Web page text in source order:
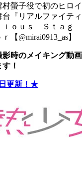
螢子役で初のヒロイ
『リアルファイティ
ｏｕｓ Ｓｔａｇ
【@mirai0913_as】
時のメイキング動画
！
更新！★